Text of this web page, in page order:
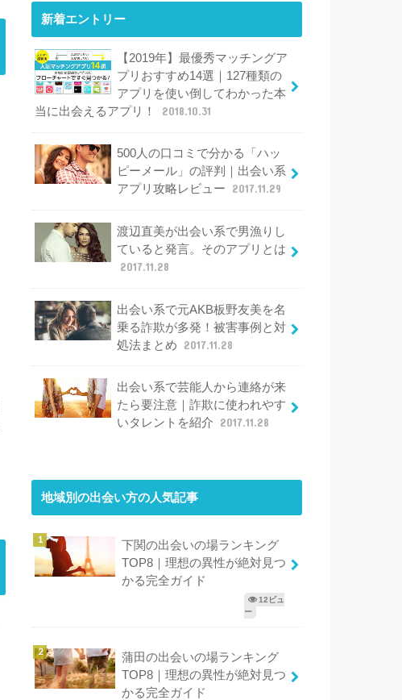
新着エントリー
【2019年】最優秀マッチングア
プリおすすめ14選｜127種類の
アプリを使い倒してわかった本
当に出会えるアプリ！
2018.10.31
500人の口コミで分かる「ハッ
ピーメール」の評判｜出会い系
アプリ攻略レビュー
2017.11.29
渡辺直美が出会い系で男漁りし
ていると発言。そのアプリとは
2017.11.28
出会い系で元AKB板野友美を名
乗る詐欺が多発！被害事例と対
処法まとめ
2017.11.28
出会い系で芸能人から連絡が来
たら要注意｜詐欺に使われやす
いタレントを紹介
2017.11.28
地域別の出会い方の人気記事
下関の出会いの場ランキング
TOP8｜理想の異性が絶対見つ
かる完全ガイド
12ビュ
ー
蒲田の出会いの場ランキング
TOP8｜理想の異性が絶対見つ
かる完全ガイド